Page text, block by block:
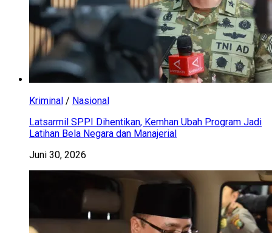
Kriminal / Nasional
Latsarmil SPPI Dihentikan, Kemhan Ubah Program Jadi
Latihan Bela Negara dan Manajerial
Juni 30, 2026